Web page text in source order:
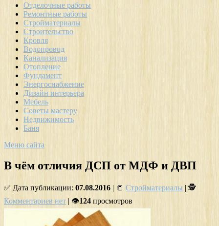
Отделочные работы
Ремонтные работы
Стройматериалы
Строительство
Кровля
Водопровод
Канализация
Отопление
Фундамент
Энергоснабжение
Дизайн интерьера
Мебель
Советы мастеру
Недвижимость
Баня
Меню сайта
В чём отличия ДСП от МДФ и ДВП
✅ Дата публикации: 07.08.2016 | 📒 Стройматериалы | 🕵
Комментариев нет | 👁124 просмотров